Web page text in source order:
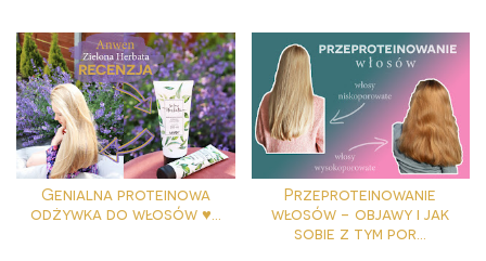
Genialna proteinowa
odżywka do włosów ♥...
Przeproteinowanie
włosów - objawy i jak
sobie z tym por...